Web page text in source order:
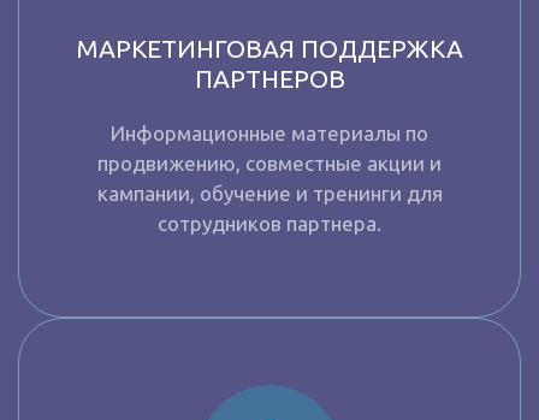
МАРКЕТИНГОВАЯ ПОДДЕРЖКА
ПАРТНЕРОВ
Информационные материалы по
продвижению, совместные акции и
кампании, обучение и тренинги для
сотрудников партнера.